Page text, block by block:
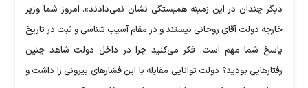
دیگر چندان در این زمینه همبستگی نشان نمی‌دادند». امروز شما وزیر
خارجه دولت آقای روحانی نیستند و در مقام آسیب شناسی و ثبت در تاریخ
پاسخ شما مهم است. فکر می‌کنید چرا در داخل دولت شاهد چنین
رفتار‌هایی بودید؟ دولت توانایی مقابله با این فشار‌های بیرونی را داشت و